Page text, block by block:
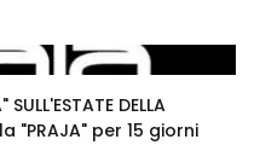
DELLA
"PRAJA" per 15 giorni